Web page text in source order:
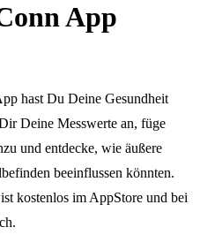
App
hast Du Deine Gesundheit
Deine Messwerte an, füge
und entdecke, wie äußere
beeinflussen könnten.
kostenlos im AppStore und bei